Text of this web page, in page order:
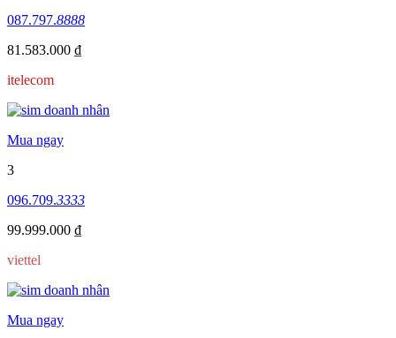
087.797.8888
81.583.000 ₫
itelecom
Mua ngay
3
096.709.3333
99.999.000 ₫
viettel
Mua ngay